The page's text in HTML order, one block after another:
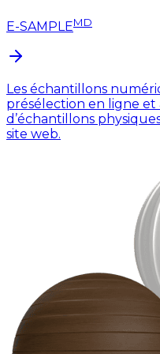
E-SAMPLEMD
Les échantillons
présélection en ligne et
d’échantillons
site web.